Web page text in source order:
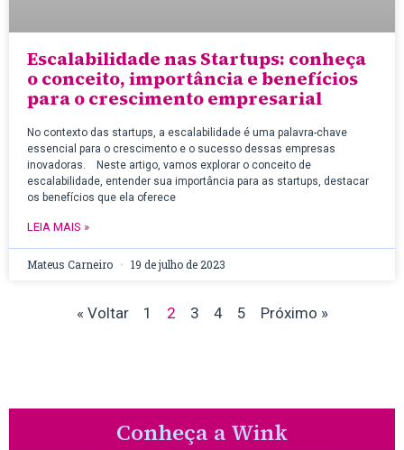
Escalabilidade nas Startups: conheça
o conceito, importância e benefícios
para o crescimento empresarial
No contexto das startups, a escalabilidade é uma palavra-chave
essencial para o crescimento e o sucesso dessas empresas
inovadoras. Neste artigo, vamos explorar o conceito de
escalabilidade, entender sua importância para as startups, destacar
os benefícios que ela oferece
LEIA MAIS »
Mateus Carneiro 19 de julho de 2023
« Voltar 1 2 3 4 5 Próximo »
Conheça a Wink